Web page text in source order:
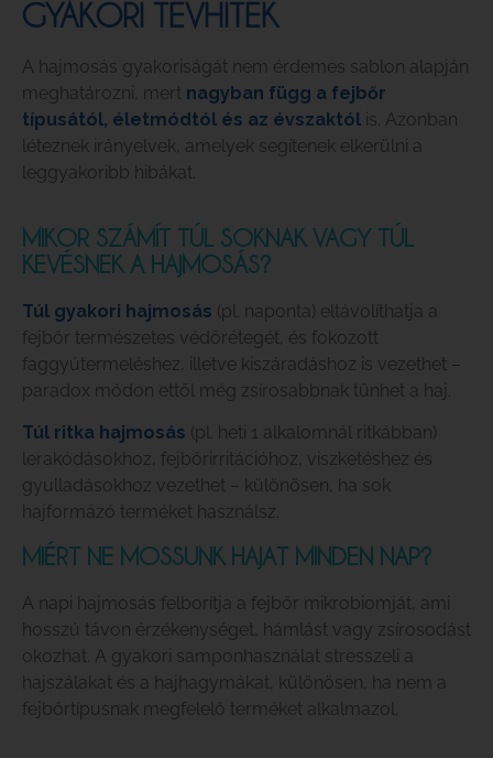
GYAKORI TÉVHITEK
A hajmosás gyakoriságát nem érdemes sablon alapján
meghatározni, mert nagyban függ a fejbőr
típusától, életmódtól és az évszaktól is. Azonban
léteznek irányelvek, amelyek segítenek elkerülni a
leggyakoribb hibákat.
MIKOR SZÁMÍT TÚL SOKNAK VAGY TÚL
KEVÉSNEK A HAJMOSÁS?
Túl gyakori hajmosás (pl. naponta) eltávolíthatja a
fejbőr természetes védőrétegét, és fokozott
faggyútermeléshez, illetve kiszáradáshoz is vezethet –
paradox módon ettől még zsírosabbnak tűnhet a haj.
Túl ritka hajmosás (pl. heti 1 alkalomnál ritkábban)
lerakódásokhoz, fejbőrirritációhoz, viszketéshez és
gyulladásokhoz vezethet – különösen, ha sok
hajformázó terméket használsz.
MIÉRT NE MOSSUNK HAJAT MINDEN NAP?
A napi hajmosás felborítja a fejbőr mikrobiomját, ami
hosszú távon érzékenységet, hámlást vagy zsírosodást
okozhat. A gyakori samponhasználat stresszeli a
hajszálakat és a hajhagymákat, különösen, ha nem a
fejbőrtípusnak megfelelő terméket alkalmazol.